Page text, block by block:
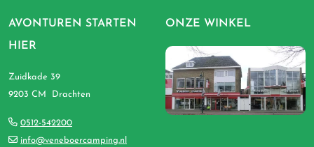
AVONTUREN STARTEN
HIER
Zuidkade 39
9203 CM Drachten
0512-542200
info@veneboercamping.nl
ONZE WINKEL